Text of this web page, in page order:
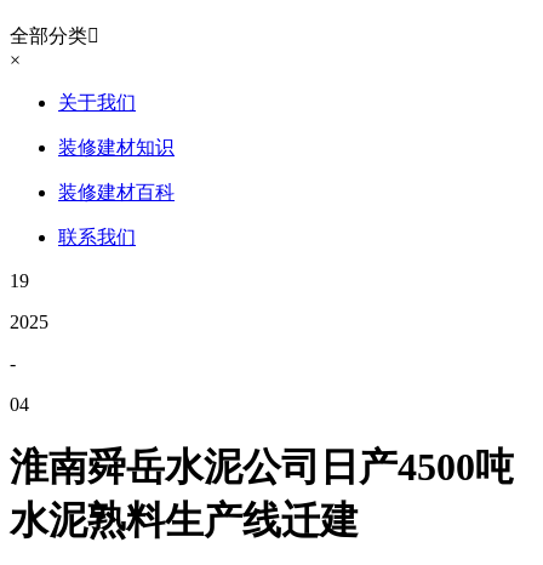
全部分类
×
关于我们
装修建材知识
装修建材百科
联系我们
19
2025
-
04
淮南舜岳水泥公司日产4500吨
水泥熟料生产线迁建